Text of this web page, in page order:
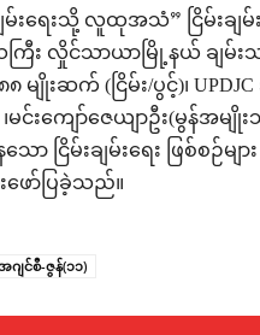
မ်းရေးသို့ လူထုအသံ” ငြိမ်းခ
း လှိုင်သာယာမြို့နယ် ချမ်းသာ
မျိုးဆက် (ငြိမ်း/ပွင့်)၊
မင်းကျော်ဇေယျာဦး(မွန်အမ
ာ ငြိမ်းချမ်းရေး ဖြစ်စဉ်
ဖော်ပြခဲ့သည်။
ျင်စီ-ဇွန်(၁၁)